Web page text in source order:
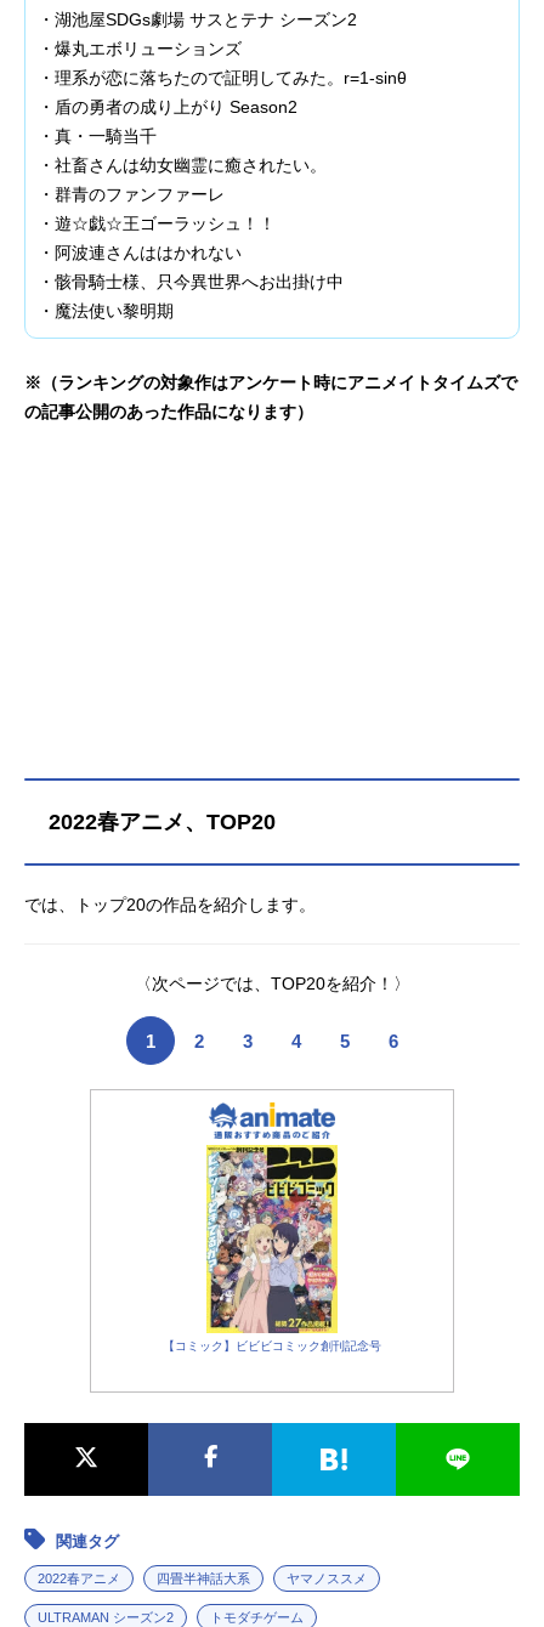
・湖池屋SDGs劇場 サスとテナ シーズン2
・爆丸エボリューションズ
・理系が恋に落ちたので証明してみた。r=1-sinθ
・盾の勇者の成り上がり Season2
・真・一騎当千
・社畜さんは幼女幽霊に癒されたい。
・群青のファンファーレ
・遊☆戯☆王ゴーラッシュ！！
・阿波連さんははかれない
・骸骨騎士様、只今異世界へお出掛け中
・魔法使い黎明期
※（ランキングの対象作はアンケート時にアニメイトタイムズで
の記事公開のあった作品になります）
2022春アニメ、TOP20
では、トップ20の作品を紹介します。
〈次ページでは、TOP20を紹介！〉
1 2 3 4 5 6
【コミック】ビビビコミック創刊記念号
関連タグ
2022春アニメ 四畳半神話大系 ヤマノススメ
ULTRAMAN シーズン2 トモダチゲーム